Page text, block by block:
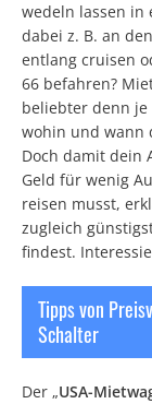
wedeln lassen in
dabei z. B. an
entlang cruisen
66 befahren?
beliebter denn
wohin und wann
Doch damit dein
Geld für wenig
reisen musst,
zugleich
findest.
Tipps von
Schalter
Der „USA-